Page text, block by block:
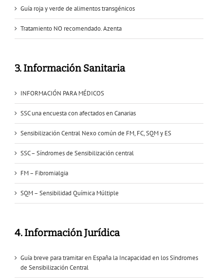
Guía roja y verde de alimentos transgénicos
Tratamiento NO recomendado. Azenta
3. Información Sanitaria
INFORMACIÓN PARA MÉDICOS
SSC una encuesta con afectados en Canarias
Sensibilización Central Nexo común de FM, FC, SQM y ES
SSC – Síndromes de Sensibilización central
FM – Fibromialgia
SQM – Sensibilidad Química Múltiple
4. Información Jurídica
Guía breve para tramitar en España la Incapacidad en los Sïndromes
de Sensibilización Central